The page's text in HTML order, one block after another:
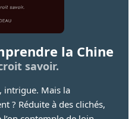
la Chine
savoir.
intrigue. Mais la
? Réduite à des clichés,